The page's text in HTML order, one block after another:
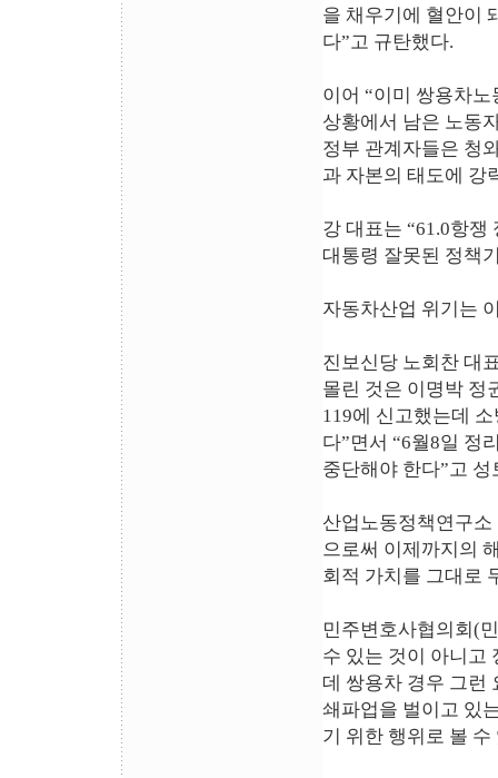
을 채우기에 혈안이
다”고 규탄했다.
이어 “이미 쌍용차
상황에서 남은 노동
정부 관계자들은 청
과 자본의 태도에 강
강 대표는 “61.0항
대통령 잘못된 정책
자동차산업 위기는
진보신당 노회찬 대
몰린 것은 이명박 정
119에 신고했는데
다”면서 “6월8일 정
중단해야 한다”고 성
산업노동정책연구소
으로써 이제까지의
회적 가치를 그대로
민주변호사협의회(
수 있는 것이 아니고
데 쌍용차 경우 그런
쇄파업을 벌이고 있
기 위한 행위로 볼 수